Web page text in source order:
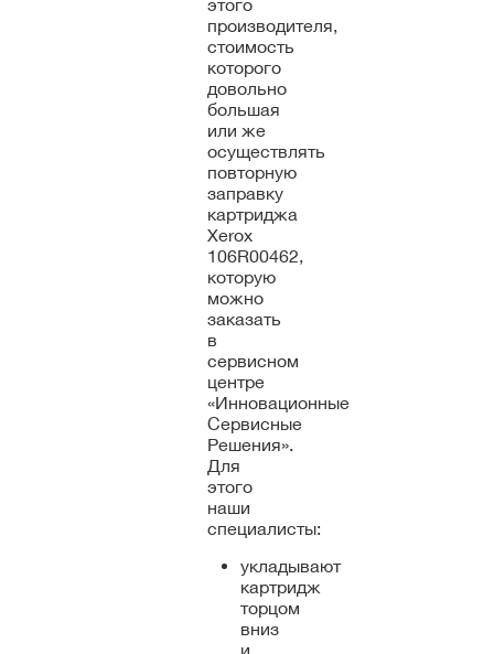
этого
производителя,
стоимость
которого
довольно
большая
или же
осуществлять
повторную
заправку
картриджа
Xerox
106R00462,
которую
можно
заказать
в
сервисном
центре
«Инновационные
Сервисные
Решения».
Для
этого
наши
специалисты:
укладывают
картридж
торцом
вниз
и